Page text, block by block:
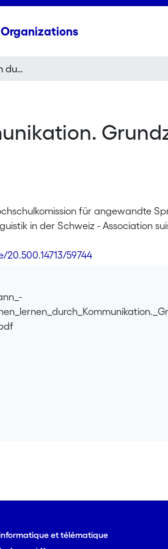
Organizations
Fremdsprachen lernen durch Kommunikation. Grundzüge eines didaktischen Konzeptes
für angewandte
in der Schweiz - Association
59744
et télématique